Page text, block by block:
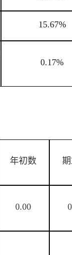
15.67%
0.17%
年初数
0.00